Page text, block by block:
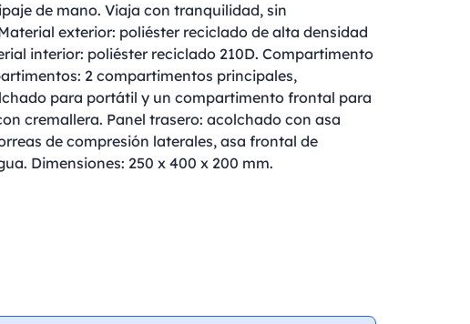
de mano. Viaja con tranquilidad, sin
exterior: poliéster reciclado de alta densidad
interior: poliéster reciclado 210D. Compartimento
2 compartimentos principales,
para portátil y un compartimento frontal para
cremallera. Panel trasero: acolchado con asa
de compresión laterales, asa frontal de
Dimensiones: 250 x 400 x 200 mm.